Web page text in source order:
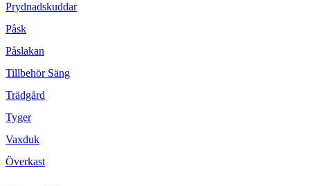
Prydnadskuddar
Påsk
Påslakan
Tillbehör Säng
Trädgård
Tyger
Vaxduk
Överkast